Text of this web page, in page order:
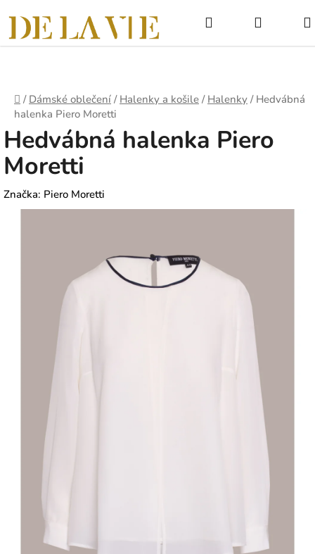
na
obsah
NÁKUPNÍ
KOŠÍK
Domů
/ Dámské oblečení / Halenky a košile / Halenky / Hedvábná
halenka Piero Moretti
Hedvábná halenka Piero
Moretti
Značka: Piero Moretti